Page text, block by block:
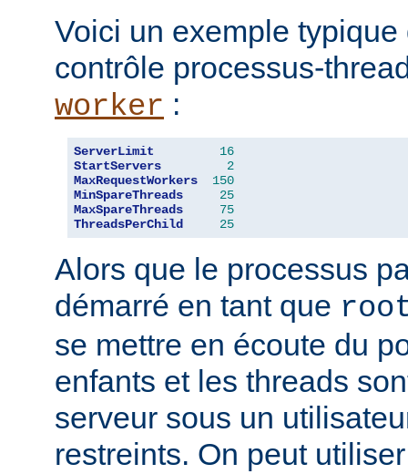
Voici un exemple
contrôle processus-
worker :
ServerLimit
16
StartServers
2
MaxRequestWorkers
150
MinSpareThreads
25
MaxSpareThreads
75
ThreadsPerChild
25
Alors que le processus
démarré en tant que
se mettre en écoute du
enfants et les threads
serveur sous un
restreints. On peut